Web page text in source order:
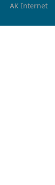
AK Internet